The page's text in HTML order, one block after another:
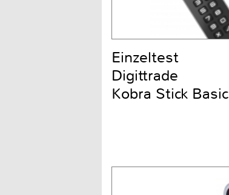
Einzeltest
Digittrade
Kobra Stick Basic